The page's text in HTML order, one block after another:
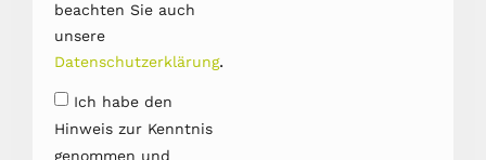
beachten Sie auch
unsere
Datenschutzerklärung.
Ich habe den
Hinweis zur Kenntnis
genommen und